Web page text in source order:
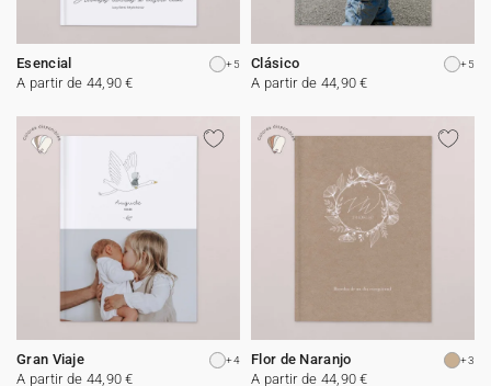
Esencial +5
A partir de 44,90 €
Clásico +5
A partir de 44,90 €
Gran Viaje +4
A partir de 44,90 €
Flor de Naranjo +3
A partir de 44,90 €